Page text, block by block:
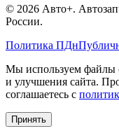
© 2026 Авто+.
России.
Политика ПДн
Мы используем файлы
и улучшения сайта.
соглашаетесь с
Принять